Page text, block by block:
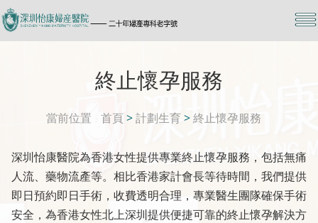
終止懷孕服務
當前位置 首頁 >計劃生育>終止懷孕服務
深圳怡康醫院為香港女性提供專業終止懷孕服務，包括無痛
人流、藥物流產等。相比香港家計會長等待時間，我們提供
即日預約即日手術，收費透明合理，專業醫生團隊確保手術
安全，為香港女性北上深圳提供便捷可靠的終止懷孕解決方